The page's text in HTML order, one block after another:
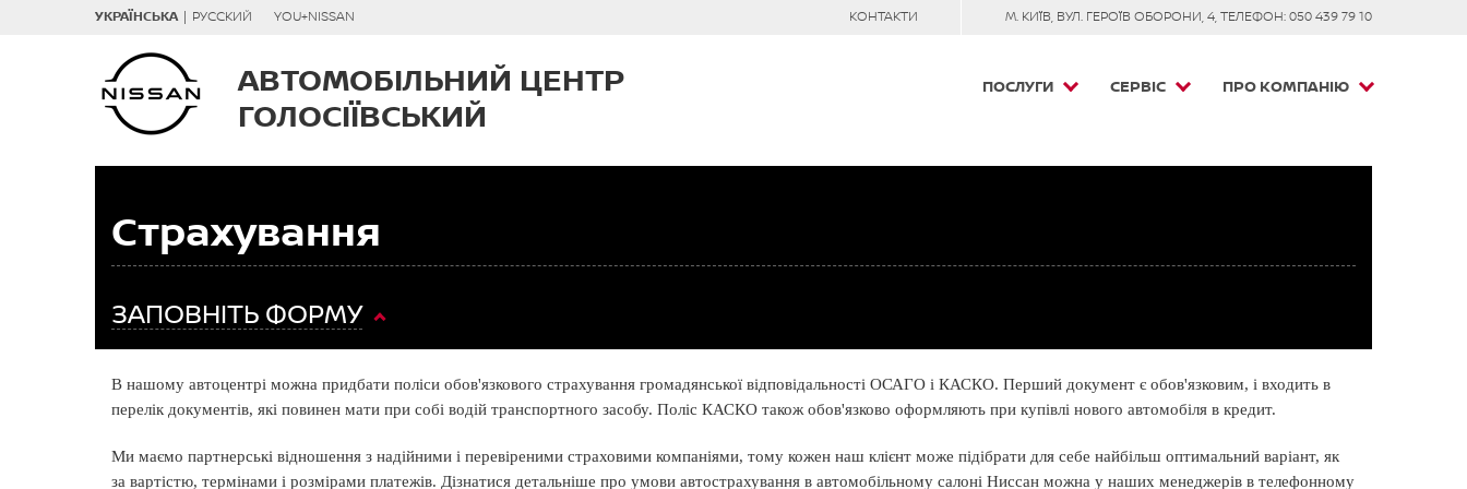
УКРАЇНСЬКА РУССКИЙ YOU+NISSAN КОНТАКТИ М. КИЇВ, ВУЛ. ГЕРОЇВ ОБОРОНИ, 4, ТЕЛЕФОН: 050 439 79 10
АВТОМОБІЛЬНИЙ ЦЕНТР
ГОЛОСІЇВСЬКИЙ
ПОСЛУГИ СЕРВІС ПРО КОМПАНІЮ
Страхування
ЗАПОВНІТЬ ФОРМУ
В нашому автоцентрі можна придбати поліси обов'язкового страхування громадянської відповідальності ОСАГО і КАСКО. Перший документ є обов'язковим, і входить в
перелік документів, які повинен мати при собі водій транспортного засобу. Поліс КАСКО також обов'язково оформляють при купівлі нового автомобіля в кредит.
Ми маємо партнерські відношення з надійними і перевіреними страховими компаніями, тому кожен наш клієнт може підібрати для себе найбільш оптимальний варіант, як
за вартістю, термінами і розмірами платежів. Дізнатися детальніше про умови автострахування в автомобільному салоні Ниссан можна у наших менеджерів в телефонному